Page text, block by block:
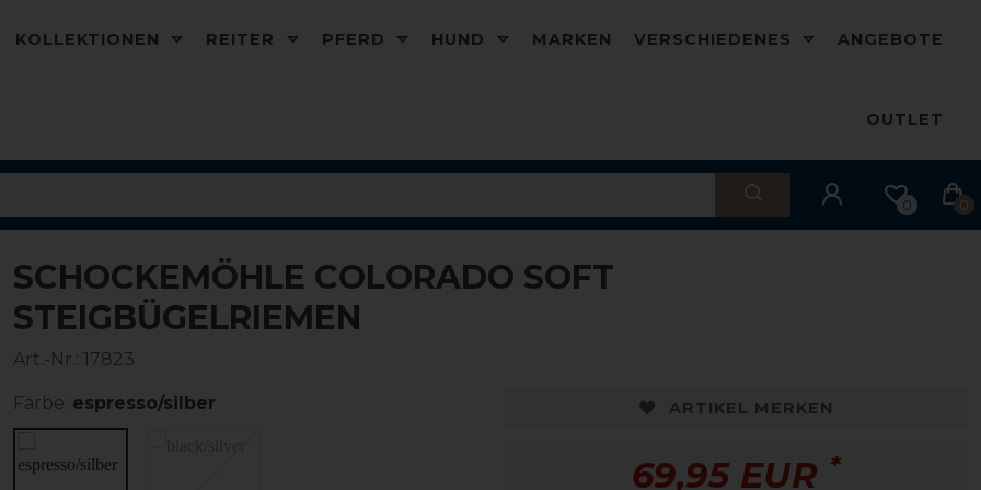
KOLLEKTIONEN REITER PFERD HUND MARKEN VERSCHIEDENES ANGEBOTE
OUTLET
0 0
SCHOCKEMÖHLE COLORADO SOFT
STEIGBÜGELRIEMEN
Art.-Nr.: 17823
Farbe: espresso/silber ARTIKEL MERKEN
69,95 EUR *